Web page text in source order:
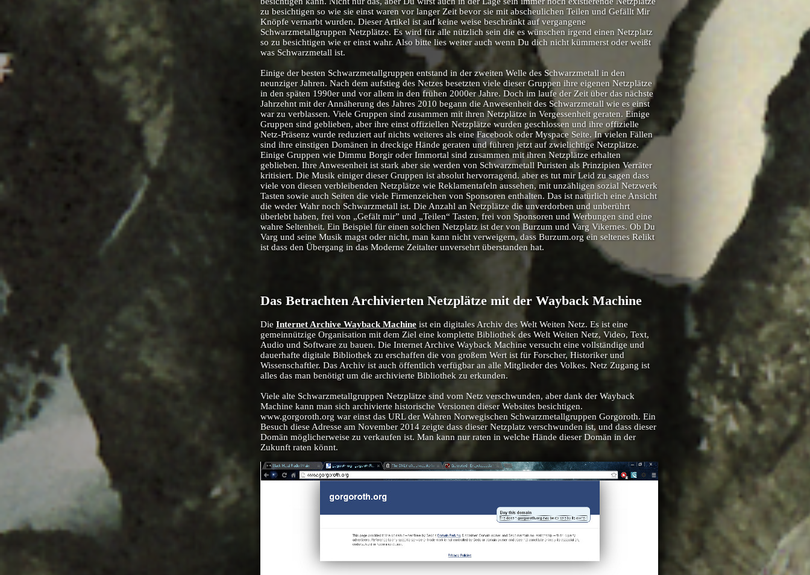
zu besichtigen so wie sie einst waren vor langer Zeit bevor sie mit abscheulichen Teilen und Gefällt Mir
Knöpfe vernarbt wurden. Dieser Artikel ist auf keine weise beschränkt auf vergangene
Schwarzmetallgruppen Netzplätze. Es wird für alle nützlich sein die es wünschen irgend einen Netzplatz
so zu besichtigen wie er einst wahr. Also bitte lies weiter auch wenn Du dich nicht kümmerst oder weißt
was Schwarzmetall ist.
Einige der besten Schwarzmetallgruppen entstand in der zweiten Welle des Schwarzmetall in den
neunziger Jahren. Nach dem aufstieg des Netzes besetzten viele dieser Gruppen ihre eigenen Netzplätze
in den späten 1990er und vor allem in den frühen 2000er Jahre. Doch im laufe der Zeit über das nächste
Jahrzehnt mit der Annäherung des Jahres 2010 begann die Anwesenheit des Schwarzmetall wie es einst
war zu verblassen. Viele Gruppen sind zusammen mit ihren Netzplätze in Vergessenheit geraten. Einige
Gruppen sind geblieben, aber ihre einst offiziellen Netzplätze wurden geschlossen und ihre offizielle
Netz-Präsenz wurde reduziert auf nichts weiteres als eine Facebook oder Myspace Seite. In vielen Fällen
sind ihre einstigen Domänen in dreckige Hände geraten und führen jetzt auf zwielichtige Netzplätze.
Einige Gruppen wie Dimmu Borgir oder Immortal sind zusammen mit ihren Netzplätze erhalten
geblieben. Ihre Anwesenheit ist stark aber sie werden von Schwarzmetall Puristen als Prinzipien Verräter
kritisiert. Die Musik einiger dieser Gruppen ist absolut hervorragend. aber es tut mir Leid zu sagen dass
viele von diesen verbleibenden Netzplätze wie Reklamentafeln aussehen, mit unzähligen sozial Netzwerk
Tasten sowie auch Seiten die viele Firmenzeichen von Sponsoren enthalten. Das ist natürlich eine Ansicht
die weder Wahr noch Schwarzmetall ist. Die Anzahl an Netzplätze die unverdorben und unberührt
überlebt haben, frei von „Gefält mir” und „Teilen“ Tasten, frei von Sponsoren und Werbungen sind eine
wahre Seltenheit. Ein Beispiel für einen solchen Netzplatz ist der von Burzum und Varg Vikernes. Ob Du
Varg und seine Musik magst oder nicht, man kann nicht verweigern, dass Burzum.org ein seltenes Relikt
ist dass den Übergang in das Moderne Zeitalter unversehrt überstanden hat.
Das Betrachten Archivierten Netzplätze mit der Wayback Machine
Die Internet Archive Wayback Machine ist ein digitales Archiv des Welt Weiten Netz. Es ist eine
gemeinnützige Organisation mit dem Ziel eine komplette Bibliothek des Welt Weiten Netz, Video, Text,
Audio und Software zu bauen. Die Internet Archive Wayback Machine versucht eine vollständige und
dauerhafte digitale Bibliothek zu erschaffen die von großem Wert ist für Forscher, Historiker und
Wissenschaftler. Das Archiv ist auch öffentlich verfügbar an alle Mitglieder des Volkes. Netz Zugang ist
alles das man benötigt um die archivierte Bibliothek zu erkunden.
Viele alte Schwarzmetallgruppen Netzplätze sind vom Netz verschwunden, aber dank der Wayback
Machine kann man sich archivierte historische Versionen dieser Websites besichtigen.
www.gorgoroth.org war einst das URL der Wahren Norwegischen Schwarzmetallgruppen Gorgoroth. Ein
Besuch diese Adresse am November 2014 zeigte dass dieser Netzplatz verschwunden ist, und dass dieser
Domän möglicherweise zu verkaufen ist. Man kann nur raten in welche Hände dieser Domän in der
Zukunft raten könnt.